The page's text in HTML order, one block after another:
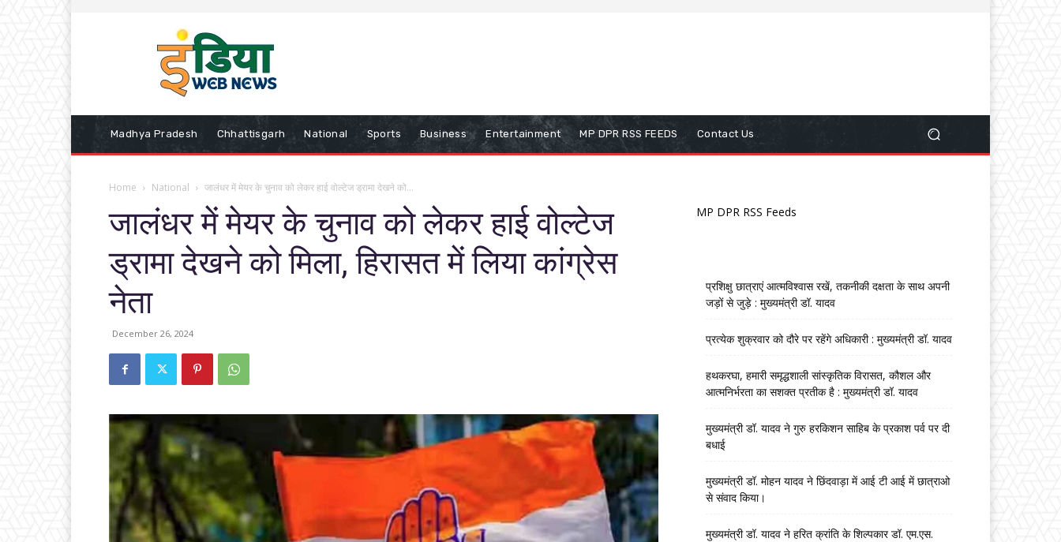
Madhya Pradesh Chhattisgarh National Sports Business Entertainment MP DPR RSS FEEDS Contact Us
Home National जालंधर में मेयर के चुनाव को लेकर हाई वोल्टेज ड्रामा देखने को...
जालंधर में मेयर के चुनाव को लेकर हाई वोल्टेज
ड्रामा देखने को मिला, हिरासत में लिया कांग्रेस
नेता
December 26, 2024
MP DPR RSS Feeds
प्रशिक्षु छात्राएं आत्मविश्वास रखें, तकनीकी दक्षता के साथ अपनी
जड़ों से जुड़े : मुख्यमंत्री डॉ. यादव
प्रत्येक शुक्रवार को दौरे पर रहेंगे अधिकारी : मुख्यमंत्री डॉ. यादव
हथकरघा, हमारी समृद्धशाली सांस्कृतिक विरासत, कौशल और
आत्मनिर्भरता का सशक्त प्रतीक है : मुख्यमंत्री डॉ. यादव
मुख्यमंत्री डॉ. यादव ने गुरु हरकिशन साहिब के प्रकाश पर्व पर दी
बधाई
मुख्यमंत्री डॉ. मोहन यादव ने छिंदवाड़ा में आई टी आई में छात्राओ
से संवाद किया।
मुख्यमंत्री डॉ. यादव ने हरित क्रांति के शिल्पकार डॉ. एम.एस.